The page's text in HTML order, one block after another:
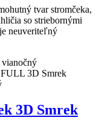
tvar stromčeka,
so striebornými
neuveriteľný
3D Smrek